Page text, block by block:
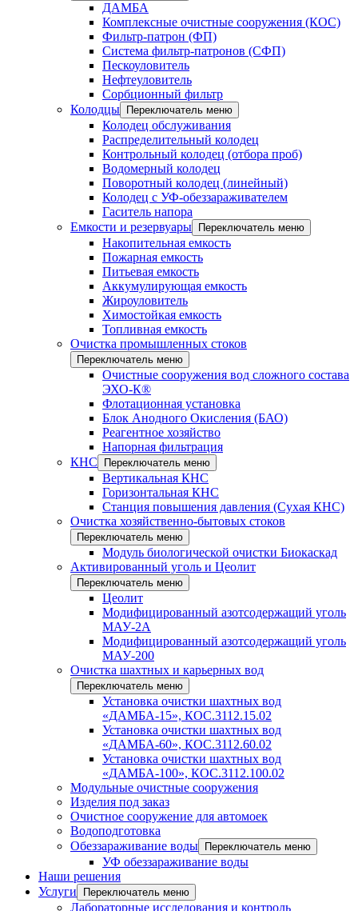
ДАМБА
Комплексные очистные сооружения (КОС)
Фильтр-патрон (ФП)
Система фильтр-патронов (СФП)
Пескоуловитель
Нефтеуловитель
Сорбционный фильтр
Колодцы
Переключатель меню
Колодец обслуживания
Распределительный колодец
Контрольный колодец (отбора проб)
Водомерный колодец
Поворотный колодец (линейный)
Колодец с УФ-обеззараживателем
Гаситель напора
Емкости и резервуары
Переключатель меню
Накопительная емкость
Пожарная емкость
Питьевая емкость
Аккумулирующая емкость
Жироуловитель
Химостойкая емкость
Топливная емкость
Очистка промышленных стоков
Переключатель меню
Очистные сооружения вод сложного состава
ЭХО-К®
Флотационная установка
Блок Анодного Окисления (БАО)
Реагентное хозяйство
Напорная фильтрация
КНС
Переключатель меню
Вертикальная КНС
Горизонтальная КНС
Станция повышения давления (Сухая КНС)
Очистка хозяйственно-бытовых стоков
Переключатель меню
Модуль биологической очистки Биокаскад
Активированный уголь и Цеолит
Переключатель меню
Цеолит
Модифицированный азотсодержащий уголь
МАУ-2А
Модифицированный азотсодержащий уголь
МАУ-200
Очистка шахтных и карьерных вод
Переключатель меню
Установка очистки шахтных вод
«ДАМБА-15», КОС.3112.15.02
Установка очистки шахтных вод
«ДАМБА-60», КОС.3112.60.02
Установка очистки шахтных вод
«ДАМБА-100», КОС.3112.100.02
Модульные очистные сооружения
Изделия под заказ
Очистное сооружение для автомоек
Водоподготовка
Обеззараживание воды
Переключатель меню
УФ обеззараживание воды
Наши решения
Услуги
Переключатель меню
Лабораторные исследования и контроль